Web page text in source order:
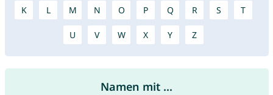
K L M N O P Q R S T
U V W X Y Z
Namen mit ...